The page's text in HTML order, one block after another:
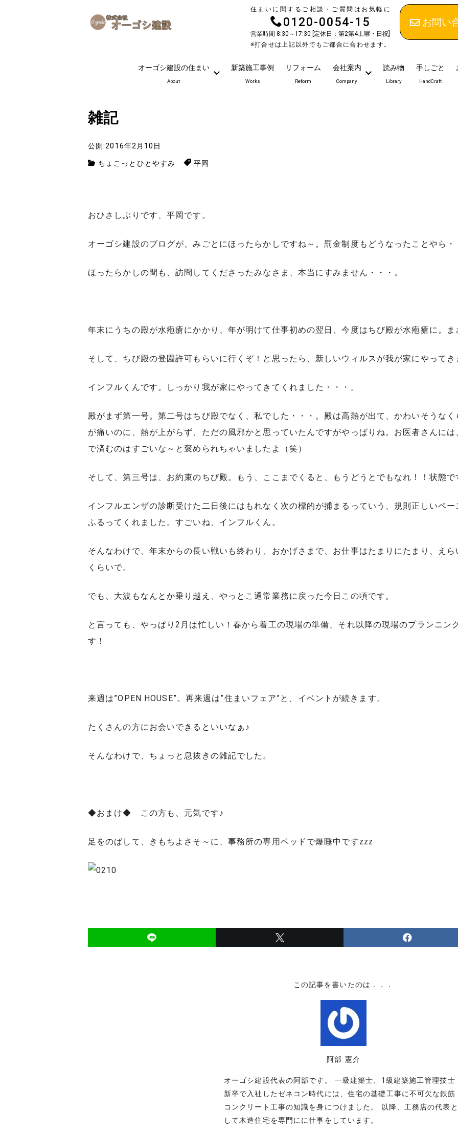
住まいに関するご相談・ご質問はお気軽に
0120-0054-15
営業時間 8:30～17:30 [定休日：第2第4土曜・日祝]
※打合せは上記以外でもご都合に合わせます。
お問い
オーゴシ建設の住まい
About
新築施工事例
Works
リフォーム
Reform
会社案内
Company
読み物
Library
手しごと
HandCraft
雑記
公開:2016年2月10日
ちょこっとひとやすみ
平岡
おひさしぶりです、平岡です。
オーゴシ建設のブログが、みごとにほったらかしですね～。罰金制度もどうなったことやら・
ほったらかしの間も、訪問してくださったみなさま、本当にすみません・・・。
年末にうちの殿が水疱瘡にかかり、年が明けて仕事初めの翌日、今度はちび殿が水疱瘡に。
そして、ちび殿の登園許可もらいに行くぞ！と思ったら、新しいウィルスが我が家にやって
インフルくんです。しっかり我が家にやってきてくれました・・・。
殿がまず第一号。第二号はちび殿でなく、私でした・・・。殿は高熱が出て、かわいそうな
が痛いのに、熱が上がらず、ただの風邪かと思っていたんですがやっぱりね。お医者さんに
で済むのはすごいな～と褒められちゃいましたよ（笑）
そして、第三号は、お約束のちび殿。もう、ここまでくると、もうどうとでもなれ！！状態で
インフルエンザの診断受けた二日後にはもれなく次の標的が捕まるっていう、規則正しいペ
ふるってくれました。すごいね、インフルくん。
そんなわけで、年末からの長い戦いも終わり、おかげさまで、お仕事はたまりにたまり、え
くらいで。
でも、大波もなんとか乗り越え、やっとこ通常業務に戻った今日この頃です。
と言っても、やっぱり2月は忙しい！春から着工の現場の準備、それ以降の現場のプランニン
す！
来週は”OPEN HOUSE”。再来週は”住まいフェア”と、イベントが続きます。
たくさんの方にお会いできるといいなぁ♪
そんなわけで、ちょっと息抜きの雑記でした。
◆おまけ◆ この方も、元気です♪
足をのばして、きもちよさそ～に、事務所の専用ベッドで爆睡中ですzzz
この記事を書いたのは．．．
阿部 憲介
オーゴシ建設代表の阿部です。 一級建築士、1級建築施工管理技士
新卒で入社したゼネコン時代には、住宅の基礎工事に不可欠な鉄筋
コンクリート工事の知識を身につけました。 以降、工務店の代表と
して木造住宅を専門にに仕事をしています。